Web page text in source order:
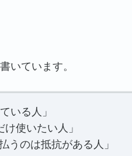
いています。
いる人」
使いたい人」
うのは抵抗がある人」